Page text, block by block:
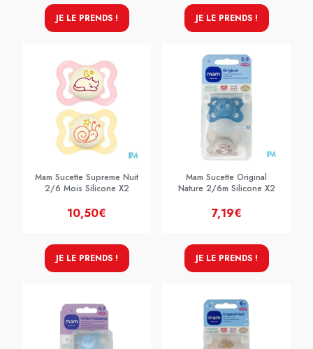
JE LE PRENDS ! JE LE PRENDS !
Mam Sucette Supreme Nuit
2/6 Mois Silicone X2
10,50€
JE LE PRENDS !
Mam Sucette Original
Nature 2/6m Silicone X2
7,19€
JE LE PRENDS !